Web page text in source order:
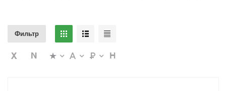
Фильтр